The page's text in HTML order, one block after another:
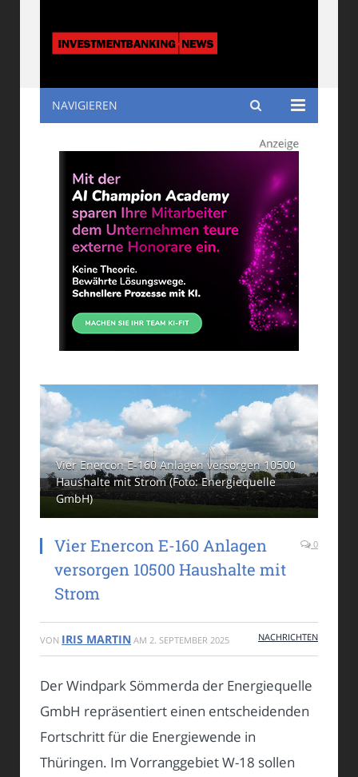
Investmentbanking
NAVIGIEREN
Vier Enercon E-160 Anlagen versorgen 10500
Haushalte mit Strom (Foto: Energiequelle
GmbH)
Vier Enercon E-160 Anlagen
versorgen 10500 Haushalte mit
Strom
0
VON IRIS MARTIN AM 2. SEPTEMBER 2025 NACHRICHTEN
Der Windpark Sömmerda der Energiequelle
GmbH repräsentiert einen entscheidenden
Fortschritt für die Energiewende in
Thüringen. Im Vorranggebiet W-18 sollen